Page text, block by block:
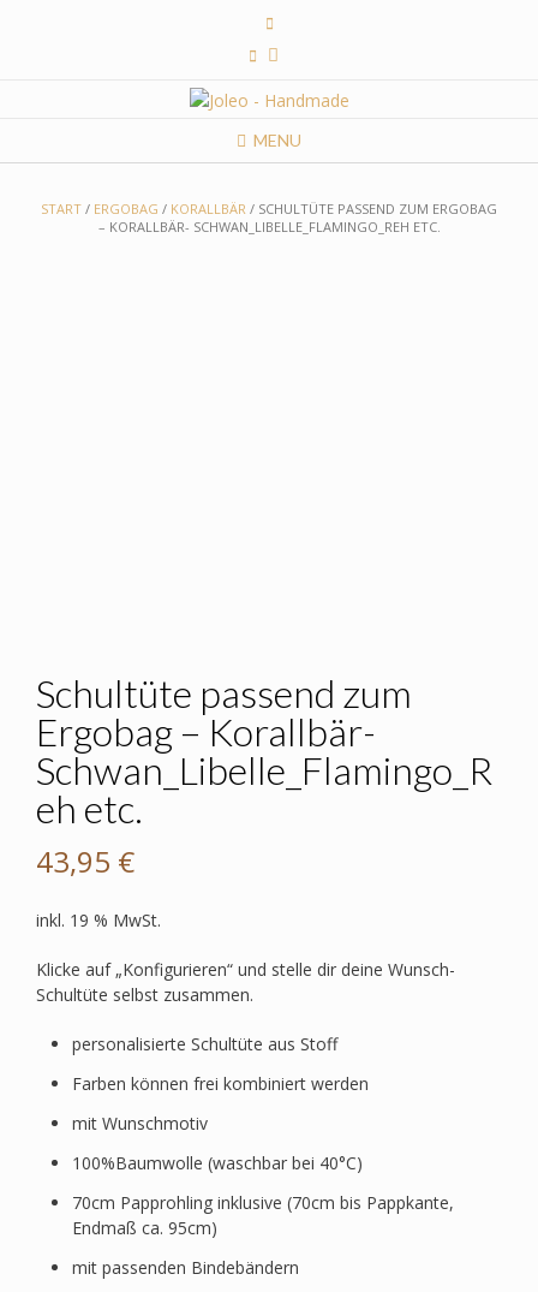
MENU
START / ERGOBAG / KORALLBÄR / SCHULTÜTE PASSEND ZUM ERGOBAG
– KORALLBÄR- SCHWAN_LIBELLE_FLAMINGO_REH ETC.
Schultüte passend zum
Ergobag – Korallbär-
Schwan_Libelle_Flamingo_R
eh etc.
43,95 €
inkl. 19 % MwSt.
Klicke auf „Konfigurieren“ und stelle dir deine Wunsch-
Schultüte selbst zusammen.
personalisierte Schultüte aus Stoff
Farben können frei kombiniert werden
mit Wunschmotiv
100%Baumwolle (waschbar bei 40°C)
70cm Papprohling inklusive (70cm bis Pappkante,
Endmaß ca. 95cm)
mit passenden Bindebändern